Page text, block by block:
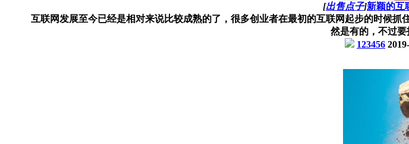
[出售点子]新颖的互
互联网发展至今已经是相对来说比较成熟的了，很多创业者在最初的互联网起步的时候
然是有的，不过
123456